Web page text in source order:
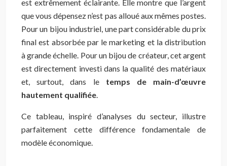
est extrêmement éclairante. Elle montre que l’argent
que vous dépensez n’est pas alloué aux mêmes postes.
Pour un bijou industriel, une part considérable du prix
final est absorbée par le marketing et la distribution
à grande échelle. Pour un bijou de créateur, cet argent
est directement investi dans la qualité des matériaux
et, surtout, dans le temps de main-d’œuvre
hautement qualifiée
Ce tableau, inspiré d’analyses du secteur, illustre
parfaitement cette différence fondamentale de
modèle économique.